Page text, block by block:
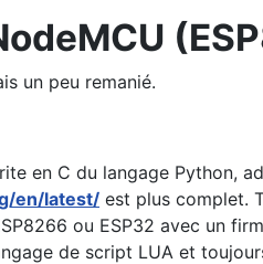
un peu remanié.
en C du langage Python,
en/latest/ est plus complet.
ou ESP32 avec un
de script LUA et